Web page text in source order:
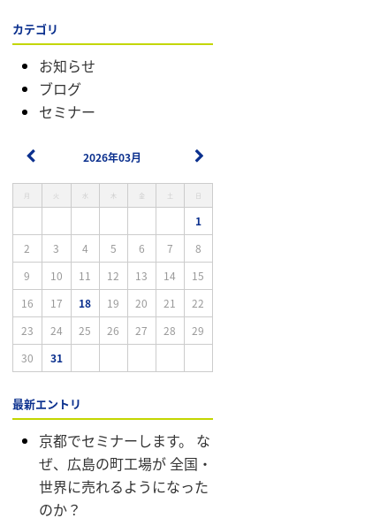
カテゴリ
お知らせ
ブログ
セミナー
2026年03月
月 火 水 木 金 土 日
1
2
3 4 5 6 7
8
9
10 11 12 13 14
15
16
17 18 19 20 21
22
23
24 25 26 27 28
29
30
31
最新エントリ
京都でセミナーします。 な
ぜ、広島の町工場が 全国・
世界に売れるようになった
のか？